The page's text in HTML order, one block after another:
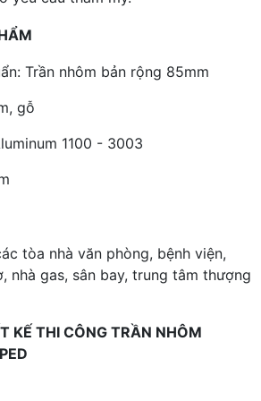
Trần nhôm bản rộng 85mm
gỗ
1100 - 3003
tòa nhà văn phòng, bệnh viện,
nhà gas, sân bay, trung tâm thượng
KẾ THI CÔNG TRẦN NHÔM